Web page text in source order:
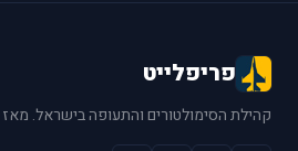
פריפלייט
קהילת הסימולטורים והתעופה בישראל. מאז 2005.